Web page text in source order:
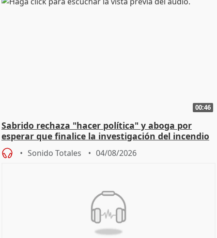
00:46
Sabrido rechaza "hacer política" y aboga por
esperar que finalice la investigación del incendio
Sonido Totales 04/08/2026